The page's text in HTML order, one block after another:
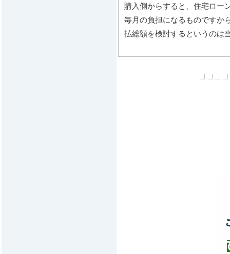
購入側からすると、住宅ロー
毎月の負担になるものですか
払総額を検討するというのは